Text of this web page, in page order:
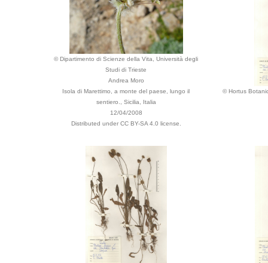
© Dipartimento di Scienze della Vita, Università degli
Studi di Trieste
Andrea Moro
Isola di Marettimo, a monte del paese, lungo il
sentiero., Sicilia, Italia
12/04/2008
Distributed under CC BY-SA 4.0 license.
© Hortus